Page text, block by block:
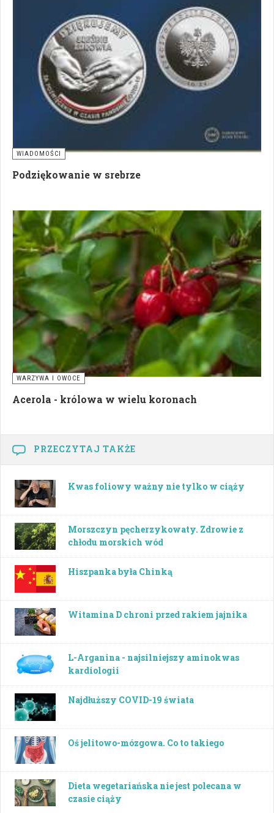
WIADOMOŚCI
Podziękowanie w srebrze
WARZYWA I OWOCE
Acerola - królowa w wielu koronach
PRZECZYTAJ TAKŻE
Kwas foliowy ważny nie tylko w ciąży
Morszczyn pęcherzykowaty. Zdrowie z
chłodu morskich wód
Hiszpanka była Chinką
Witamina D chroni przed rakiem jajnika
L-Arganina - najsilniejszy aminokwas
kardiologii
Najdłuższy COVID-19 świata
Oś jelitowo-mózgowa. Co to takiego
Dieta wegetariańska nie jest polecana w
czasie ciąży